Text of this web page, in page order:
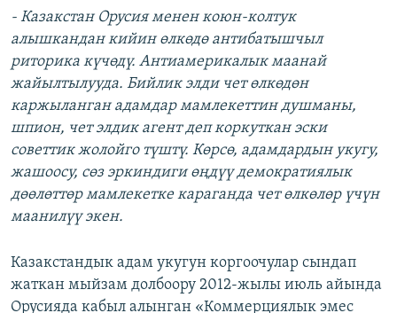
- Казакстан Орусия менен коюн-колтук
алышкандан кийин өлкөдө антибатышчыл
риторика күчөдү. Антиамерикалык маанай
жайылтылууда. Бийлик элди чет өлкөдөн
каржыланган адамдар мамлекеттин душманы,
шпион, чет элдик агент деп коркуткан эски
советтик жолойго түштү. Көрсө, адамдардын укугу,
жашоосу, сөз эркиндиги өңдүү демократиялык
дөөлөттөр мамлекетке караганда чет өлкөлөр үчүн
маанилүү экен.
Казакстандык адам укугун коргоочулар сындап
жаткан мыйзам долбоору 2012-жылы июль айында
Орусияда кабыл алынган «Коммерциялык эмес